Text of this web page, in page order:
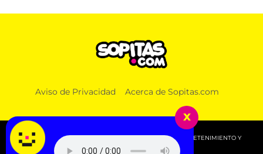
Aviso de Privacidad Acerca de Sopitas.com
© 2026 SOPITAS.COM - MÚSICA, NOTICIAS, DEPORTES, ENTRETENIMIENTO Y
MÁS!.
x